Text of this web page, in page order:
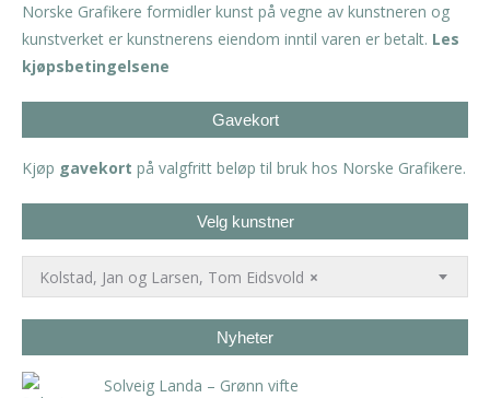
Norske Grafikere formidler kunst på vegne av kunstneren og
kunstverket er kunstnerens eiendom inntil varen er betalt. Les
kjøpsbetingelsene
Gavekort
Kjøp gavekort på valgfritt beløp til bruk hos Norske Grafikere.
Velg kunstner
×
Kolstad, Jan og Larsen, Tom Eidsvold
Nyheter
Solveig Landa – Grønn vifte